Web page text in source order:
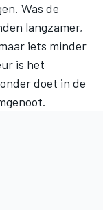
Was de
langzamer,
iets minder
is het
doet in de